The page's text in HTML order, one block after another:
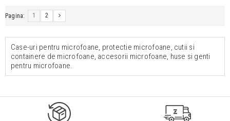
Pagina: 1 2
Case-uri pentru microfoane, protectie microfoane, cutii si
containere de microfoane, accesorii microfoane, huse si genti
pentru microfoane.